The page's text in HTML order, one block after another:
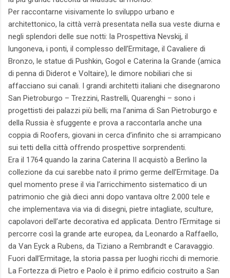
Per raccontarne visivamente lo sviluppo urbano e
architettonico, la città verrà presentata nella sua veste diurna e
negli splendori delle sue notti: la Prospettiva Nevskij, il
lungoneva, i ponti, il complesso dell’Ermitage, il Cavaliere di
Bronzo, le statue di Pushkin, Gogol e Caterina la Grande (amica
di penna di Diderot e Voltaire), le dimore nobiliari che si
affacciano sui canali. I grandi architetti italiani che disegnarono
San Pietroburgo – Trezzini, Rastrelli, Quarenghi – sono i
progettisti dei palazzi più belli; ma l’anima di San Pietroburgo e
della Russia è sfuggente e prova a raccontarla anche una
coppia di Roofers, giovani in cerca d’infinito che si arrampicano
sui tetti della città offrendo prospettive sorprendenti.
Era il 1764 quando la zarina Caterina II acquistò a Berlino la
collezione da cui sarebbe nato il primo germe dell’Ermitage. Da
quel momento prese il via l’arricchimento sistematico di un
patrimonio che già dieci anni dopo vantava oltre 2.000 tele e
che implementava via via di disegni, pietre intagliate, sculture,
capolavori dell’arte decorativa ed applicata. Dentro l’Ermitage si
percorre così la grande arte europea, da Leonardo a Raffaello,
da Van Eyck a Rubens, da Tiziano a Rembrandt e Caravaggio.
Fuori dall’Ermitage, la storia passa per luoghi ricchi di memorie.
La Fortezza di Pietro e Paolo è il primo edificio costruito a San